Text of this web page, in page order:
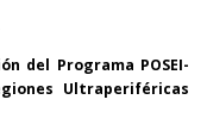
del Programa POSEI-
Ultraperiféricas